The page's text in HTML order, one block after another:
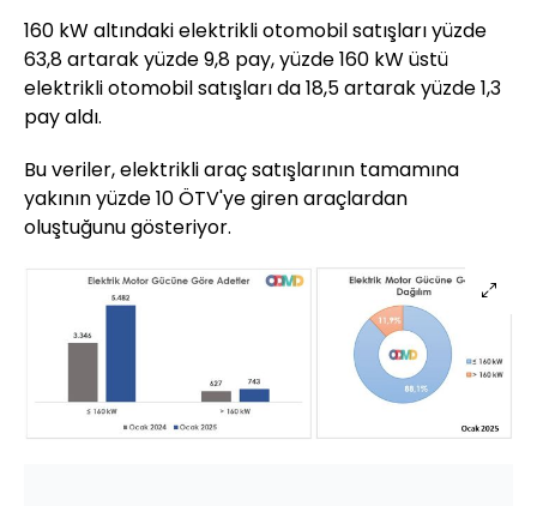
160 kW altındaki elektrikli otomobil satışları yüzde
63,8 artarak yüzde 9,8 pay, yüzde 160 kW üstü
elektrikli otomobil satışları da 18,5 artarak yüzde 1,3
pay aldı.
Bu veriler, elektrikli araç satışlarının tamamına
yakının yüzde 10 ÖTV'ye giren araçlardan
oluştuğunu gösteriyor.